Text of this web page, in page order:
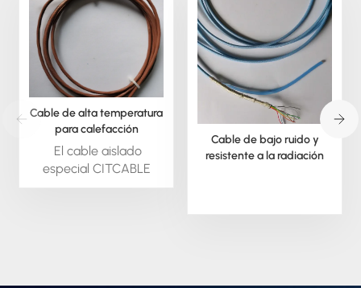
Cable de alta temperatura
para calefacción
PTC/NTC/RTD
El cable aislado
especial CITCABLE
está disponible bajo
Cable de bajo ruido y
resistente a la radiación